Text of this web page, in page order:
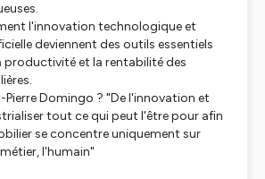
l'innovation technologique et
deviennent des outils essentiels
productivité et la rentabilité des
Pierre Domingo ? "De l'innovation et
tout ce qui peut l'être pour afin
se concentre uniquement sur
l'humain"